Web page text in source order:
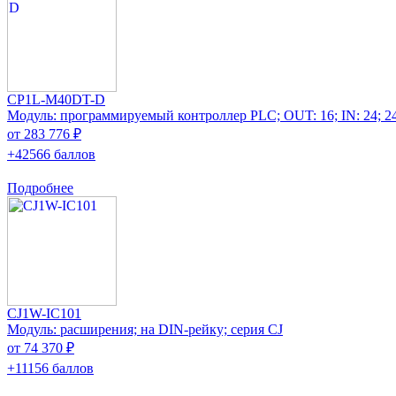
CP1L-M40DT-D
Модуль: программируемый контроллер PLC; OUT: 16; IN: 24;
от 283 776 ₽
+42566 баллов
Подробнее
CJ1W-IC101
Модуль: расширения; на DIN-рейку; серия CJ
от 74 370 ₽
+11156 баллов